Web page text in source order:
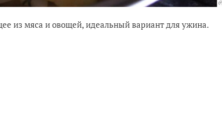
из мяса и овощей, идеальный вариант для ужина.